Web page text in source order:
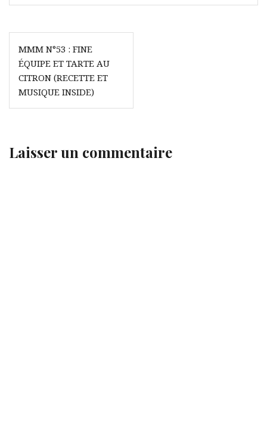
Navigation
de
l’article
MMM N°53 : FINE
ÉQUIPE ET TARTE AU
CITRON (RECETTE ET
MUSIQUE INSIDE)
Laisser un commentaire